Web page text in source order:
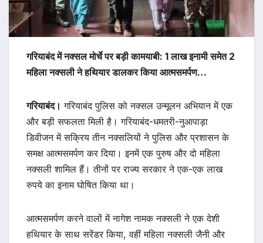
गरियाबंद में नक्सल मोर्चे पर बड़ी कामयाबी: 1 लाख इनामी समेत 2
महिला नक्सली ने हथियार डालकर किया आत्मसमर्पण…
गरियाबंद। गरियाबंद पुलिस को नक्सल उन्मूलन अभियान में एक
और बड़ी सफलता मिली है। गरियाबंद-धमतरी-नुआपाड़ा
डिवीजन में सक्रिय तीन नक्सलियों ने पुलिस और प्रशासन के
समक्ष आत्मसमर्पण कर दिया। इनमें एक पुरुष और दो महिला
नक्सली शामिल हैं। तीनों पर राज्य सरकार ने एक-एक लाख
रुपये का इनाम घोषित किया था।
आत्मसमर्पण करने वालों में नागेश नामक नक्सली ने एक देशी
हथियार के साथ सरेंडर किया, वहीं महिला नक्सली जैनी और